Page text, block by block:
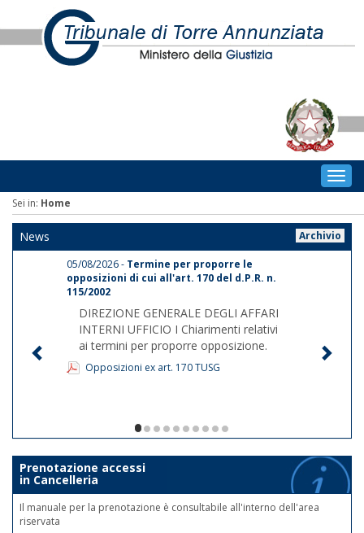
Sei in: Home
Archivio
News
05/08/2026 - Termine per proporre le
opposizioni di cui all'art. 170 del d.P.R. n.
115/2002
DIREZIONE GENERALE DEGLI AFFARI
INTERNI UFFICIO I Chiarimenti relativi
ai termini per proporre opposizione.
Opposizioni ex art. 170 TUSG
1/10
Prenotazione accessi
in Cancelleria
Il manuale per la prenotazione è consultabile all'interno dell'area
riservata